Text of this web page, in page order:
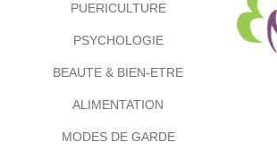
PUERICULTURE
PSYCHOLOGIE
BEAUTE & BIEN-ETRE
ALIMENTATION
MODES DE GARDE